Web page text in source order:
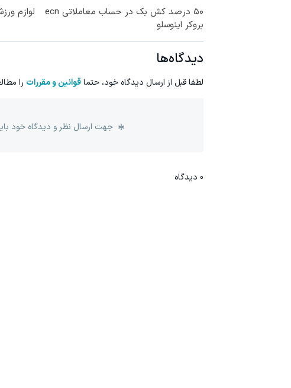
۵۰ درصد کش بک در حساب معاملاتی ecn
بروکر اینوسلو
لوازم
دیدگاه‌ها
لطفا قبل از ارسال دیدگاه خود، حتماقوانین و مقررات را
جهت ارسال نظر و دیدگاه خود
0 دیدگاه